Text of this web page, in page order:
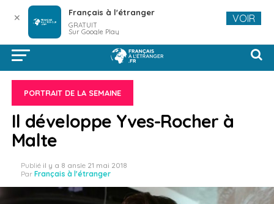
PORTRAIT DE LA SEMAINE
Il développe Yves-Rocher à
Malte
Publié il y a 8 ansle 21 mai 2018
Par Français à l'étranger
✕ Français à l'étranger
GRATUIT
Sur Google Play
VOIR